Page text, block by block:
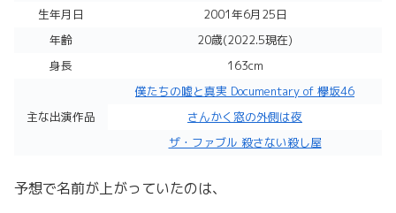
生年月日
2001年6月25日
年齢
20歳(2022.5現在)
身長
163cm
主な出演作品
僕たちの嘘と真実 Documentary of 欅坂46
さんかく窓の外側は夜
ザ・ファブル 殺さない殺し屋
予想で名前が上がっていたのは、